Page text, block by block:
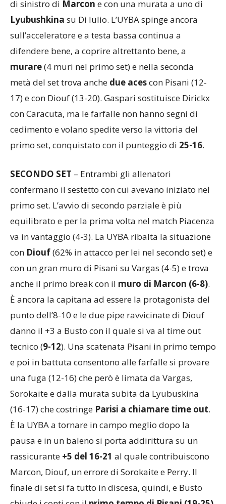
Lyubushkinasu Di Iulio. L’UYBA spinge ancora
sull’acceleratore e a testa bassa continua a
difendere bene, a coprire altrettanto bene, a
murare(4 muri nel primo set) e nella seconda
metà del set trova anchedue acescon Pisani (12-
17) e con Diouf (13-20). Gaspari sostituisce Dirickx
con Caracuta, ma le farfalle non hanno segni di
cedimento e volano spedite verso la vittoria del
primo set, conquistato con il punteggio di25-16
confermano il sestetto con cui avevano iniziato nel
primo set. L’avvio di secondo parziale è più
equilibrato e per la prima volta nel match Piacenza
va in vantaggio (4-3). La UYBA ribalta la situazione
conDiouf(62% in attacco per lei nel secondo set) e
con un gran muro di Pisani su Vargas (4-5) e trova
anche il primo break con il muro di Marcon (6-8).
È ancora la capitana ad essere la protagonista del
punto dell’8-10 e le due pipe ravvicinate di Diouf
danno il +3 a Busto con il quale si va al time out
tecnico ( 9-12). Una scatenata Pisani in primo tempo
e poi in battuta consentono alle farfalle si provare
una fuga (12-16) che però è limata da Vargas,
Sorokaite e dalla murata subita da Lyubuskina
(16-17) che costringeParisi a chiamare time out
È la UYBA a tornare in campo meglio dopo la
pausa e in un baleno si porta addirittura su un
rassicurante+5 del 16-21al quale contribuiscono
Marcon, Diouf, un errore di Sorokaite e Perry. Il
finale di set si fa tutto in discesa, quindi, e Busto
chiude i conti con ilprimo tempo di Pisani (19-25)